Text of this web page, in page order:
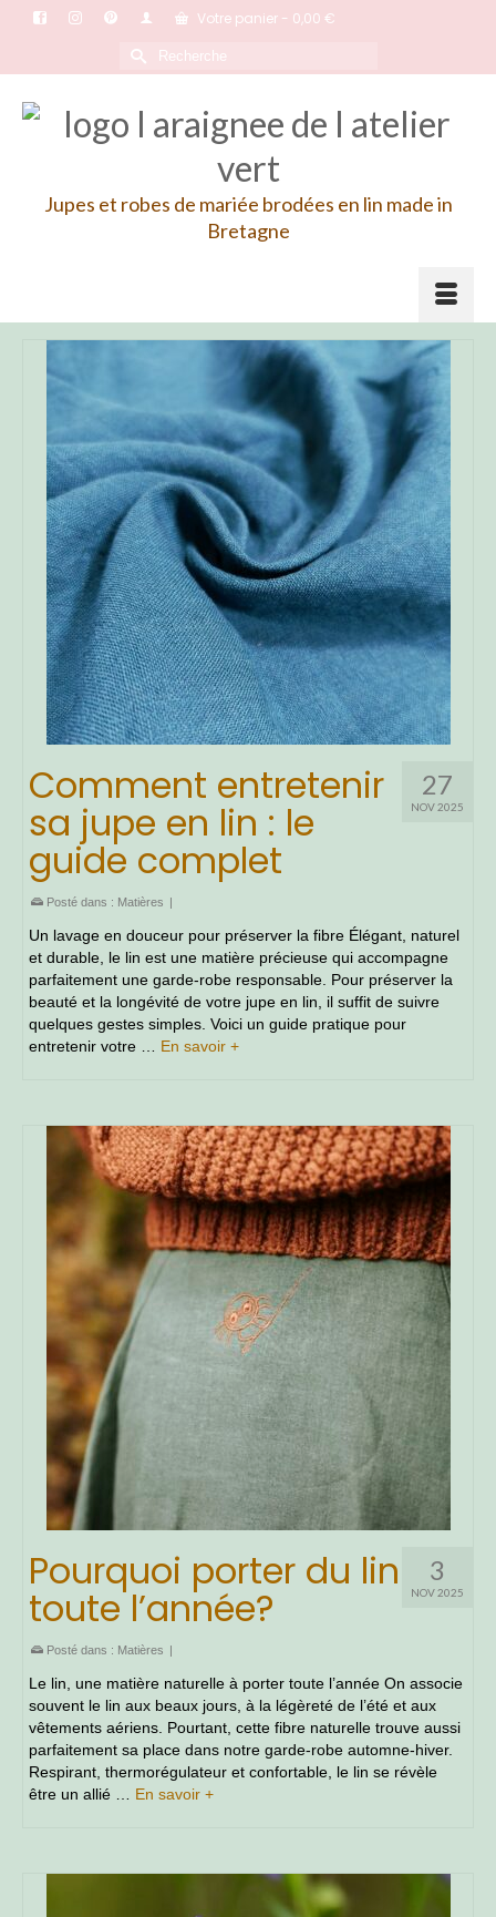
Votre panier - 0,00 €
Rechercher :
Jupes et robes de mariée brodées en lin made in
Bretagne
27
NOV 2025
Comment entretenir
sa jupe en lin : le
guide complet
Posté dans : Matières |
Un lavage en douceur pour préserver la fibre Élégant, naturel
et durable, le lin est une matière précieuse qui accompagne
parfaitement une garde-robe responsable. Pour préserver la
beauté et la longévité de votre jupe en lin, il suffit de suivre
quelques gestes simples. Voici un guide pratique pour
entretenir votre … En savoir +
3
NOV 2025
Pourquoi porter du lin
toute l’année?
Posté dans : Matières |
Le lin, une matière naturelle à porter toute l’année On associe
souvent le lin aux beaux jours, à la légèreté de l’été et aux
vêtements aériens. Pourtant, cette fibre naturelle trouve aussi
parfaitement sa place dans notre garde-robe automne-hiver.
Respirant, thermorégulateur et confortable, le lin se révèle
être un allié … En savoir +